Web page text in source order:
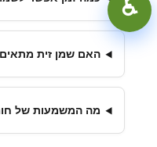
האם שמן זית
מה המשמעות של
קונטרסט ♿︎